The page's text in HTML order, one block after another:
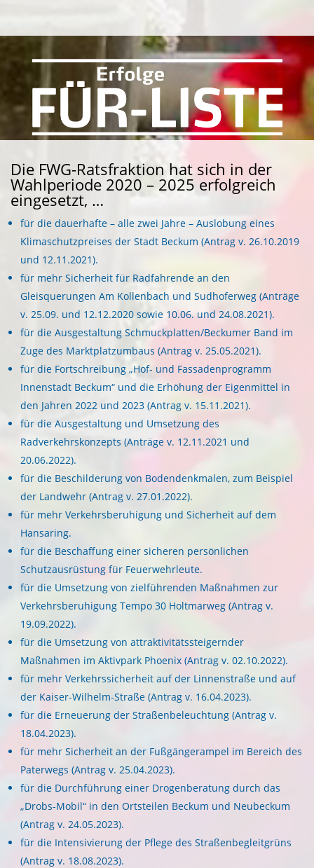
Die FWG-Ratsfraktion hat sich in der
Wahlperiode 2020 – 2025 erfolgreich
eingesetzt, …
für die dauerhafte – alle zwei Jahre – Auslobung eines
Klimaschutzpreises der Stadt Beckum (Antrag v. 26.10.2019
und 12.11.2021).
für mehr Sicherheit für Radfahrende an den
Gleisquerungen Am Kollenbach und Sudhoferweg (Anträge
v. 25.09. und 12.12.2020 sowie 10.06. und 24.08.2021).
für die Ausgestaltung Schmuckplatten/Beckumer Band im
Zuge des Marktplatzumbaus (Antrag v. 25.05.2021).
für die Fortschreibung „Hof- und Fassadenprogramm
Innenstadt Beckum“ und die Erhöhung der Eigenmittel in
den Jahren 2022 und 2023 (Antrag v. 15.11.2021).
für die Ausgestaltung und Umsetzung des
Radverkehrskonzepts (Anträge v. 12.11.2021 und
20.06.2022).
für die Beschilderung von Bodendenkmalen, zum Beispiel
der Landwehr (Antrag v. 27.01.2022).
für mehr Verkehrsberuhigung und Sicherheit auf dem
Hansaring.
für die Beschaffung einer sicheren persönlichen
Schutzausrüstung für Feuerwehrleute.
für die Umsetzung von zielführenden Maßnahmen zur
Verkehrsberuhigung Tempo 30 Holtmarweg (Antrag v.
19.09.2022).
für die Umsetzung von attraktivitätssteigernder
Maßnahmen im Aktivpark Phoenix (Antrag v. 02.10.2022).
für mehr Verkehrssicherheit auf der Linnenstraße und auf
der Kaiser-Wilhelm-Straße (Antrag v. 16.04.2023).
für die Erneuerung der Straßenbeleuchtung (Antrag v.
18.04.2023).
für mehr Sicherheit an der Fußgängerampel im Bereich des
Paterwegs (Antrag v. 25.04.2023).
für die Durchführung einer Drogenberatung durch das
„Drobs-Mobil“ in den Ortsteilen Beckum und Neubeckum
(Antrag v. 24.05.2023).
für die Intensivierung der Pflege des Straßenbegleitgrüns
(Antrag v. 18.08.2023).